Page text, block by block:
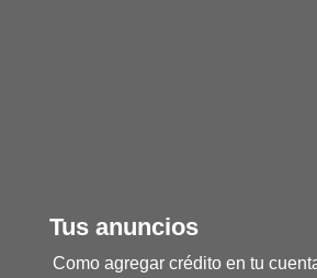
Tus anuncios
Como agregar crédito en tu